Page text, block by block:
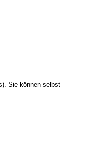
Sie können selbst